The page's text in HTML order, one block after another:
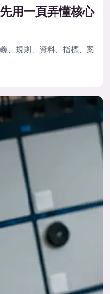
用一頁弄懂核心
、規則、資料、指標、案